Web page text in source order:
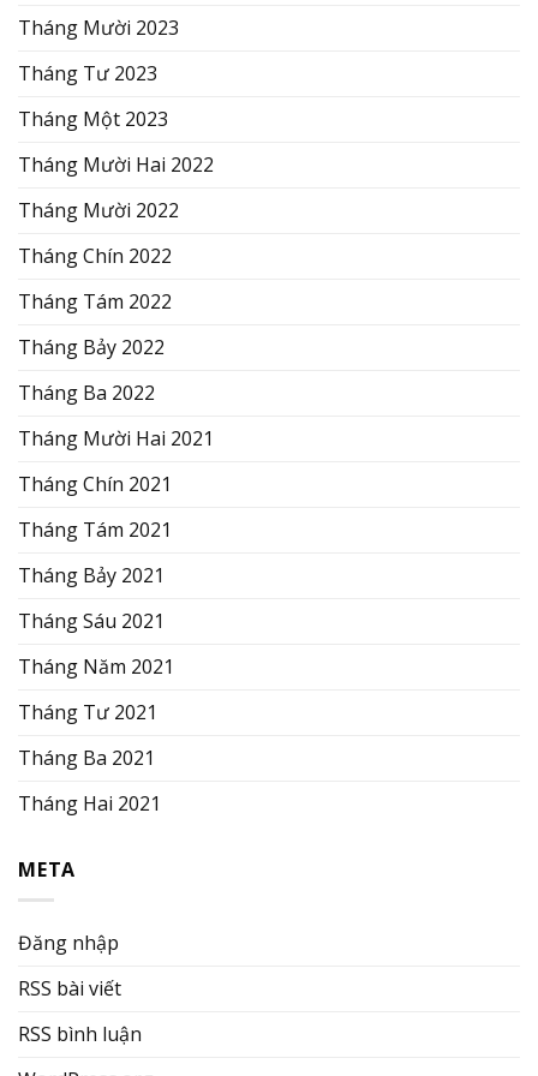
Tháng Mười 2023
Tháng Tư 2023
Tháng Một 2023
Tháng Mười Hai 2022
Tháng Mười 2022
Tháng Chín 2022
Tháng Tám 2022
Tháng Bảy 2022
Tháng Ba 2022
Tháng Mười Hai 2021
Tháng Chín 2021
Tháng Tám 2021
Tháng Bảy 2021
Tháng Sáu 2021
Tháng Năm 2021
Tháng Tư 2021
Tháng Ba 2021
Tháng Hai 2021
META
Đăng nhập
RSS bài viết
RSS bình luận